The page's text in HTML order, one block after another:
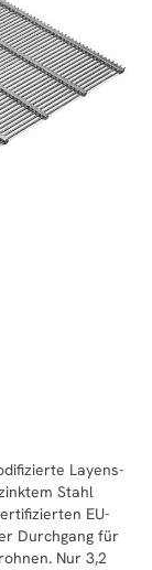
Layens-
Stahl
EU-
Durchgang für
Nur 3,2